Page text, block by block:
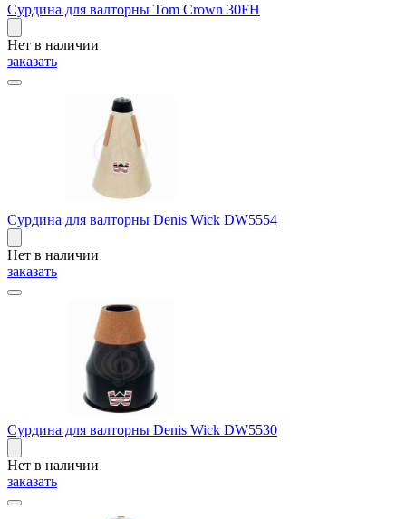
Сурдина для валторны Tom Crown 30FH
Нет в наличии
заказать
Сурдина для валторны Denis Wick DW5554
Нет в наличии
заказать
Сурдина для валторны Denis Wick DW5530
Нет в наличии
заказать